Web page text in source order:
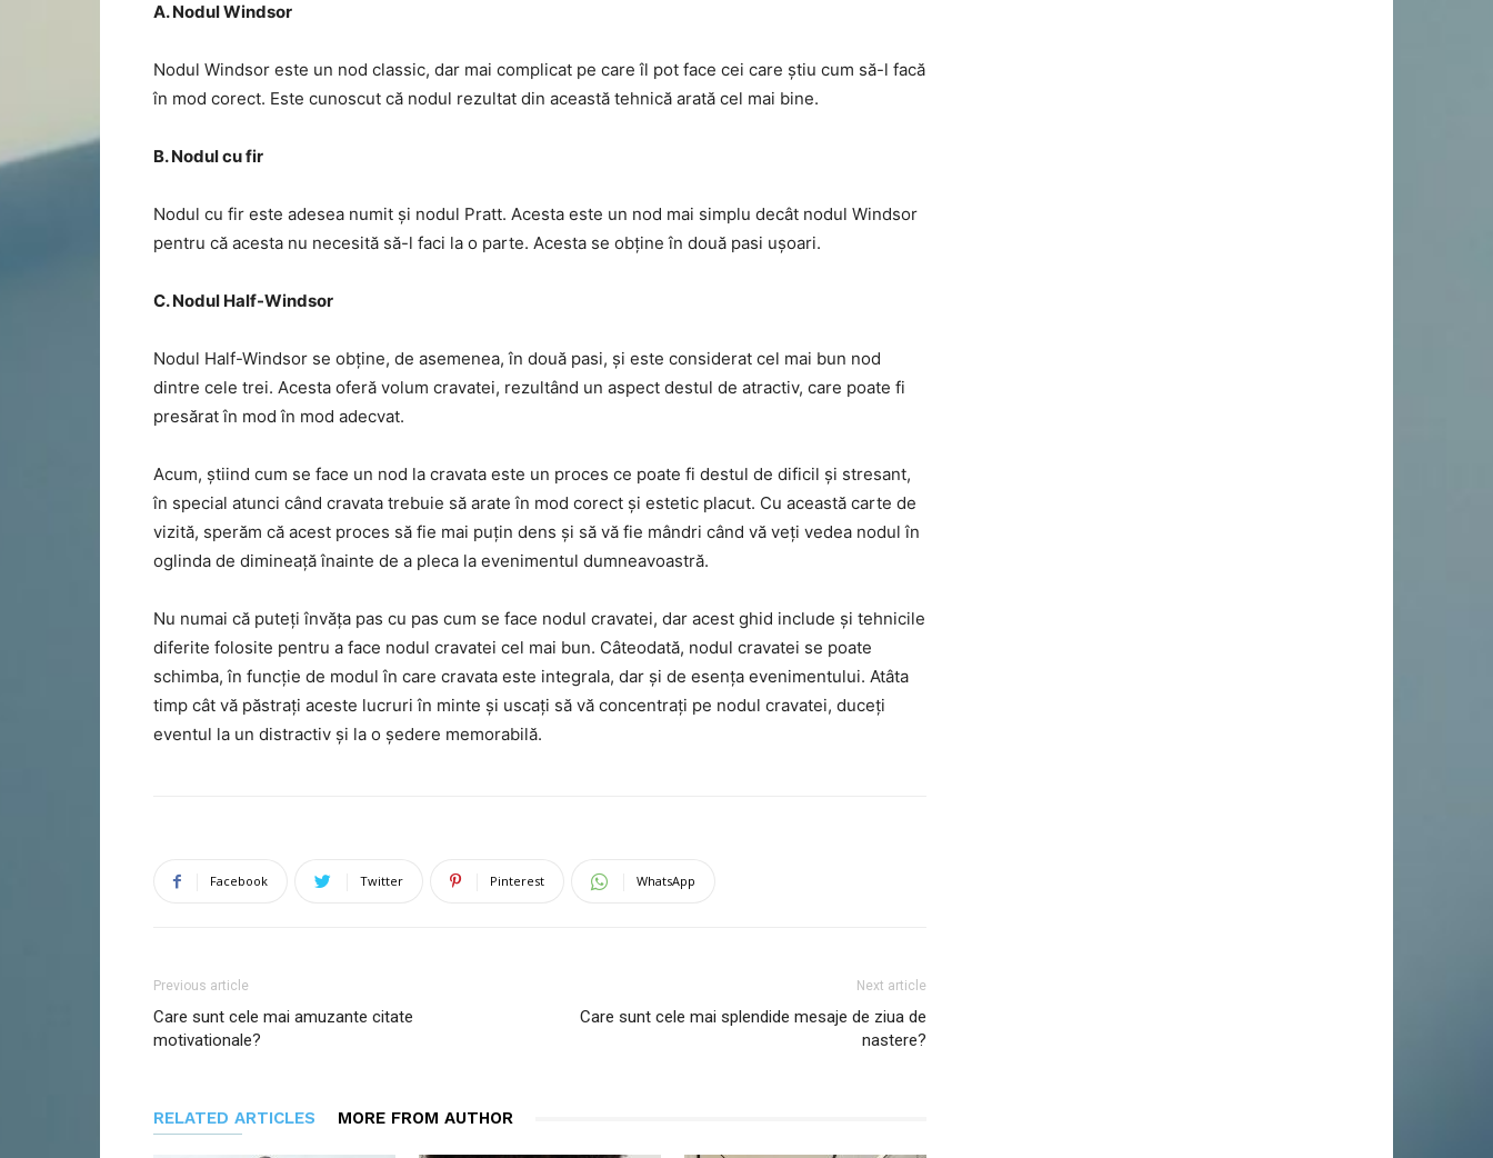
A. Nodul Windsor
Nodul Windsor este un nod classic, dar mai complicat pe care îl pot face cei care știu cum să-l facă
în mod corect. Este cunoscut că nodul rezultat din această tehnică arată cel mai bine.
B. Nodul cu fir
Nodul cu fir este adesea numit și nodul Pratt. Acesta este un nod mai simplu decât nodul Windsor
pentru că acesta nu necesită să-l faci la o parte. Acesta se obține în două pasi ușoari.
C. Nodul Half-Windsor
Nodul Half-Windsor se obține, de asemenea, în două pasi, și este considerat cel mai bun nod
dintre cele trei. Acesta oferă volum cravatei, rezultând un aspect destul de atractiv, care poate fi
presărat în mod în mod adecvat.
Acum, știind cum se face un nod la cravata este un proces ce poate fi destul de dificil și stresant,
în special atunci când cravata trebuie să arate în mod corect și estetic placut. Cu această carte de
vizită, sperăm că acest proces să fie mai puțin dens și să vă fie mândri când vă veți vedea nodul în
oglinda de dimineață înainte de a pleca la evenimentul dumneavoastră.
Nu numai că puteți învăța pas cu pas cum se face nodul cravatei, dar acest ghid include și tehnicile
diferite folosite pentru a face nodul cravatei cel mai bun. Câteodată, nodul cravatei se poate
schimba, în funcție de modul în care cravata este integrala, dar și de esența evenimentului. Atâta
timp cât vă păstrați aceste lucruri în minte și uscați să vă concentrați pe nodul cravatei, duceți
eventul la un distractiv și la o ședere memorabilă.
Facebook Twitter Pinterest WhatsApp
Previous article
Care sunt cele mai amuzante citate
motivationale?
Next article
Care sunt cele mai splendide mesaje de ziua de
nastere?
RELATED ARTICLES MORE FROM AUTHOR